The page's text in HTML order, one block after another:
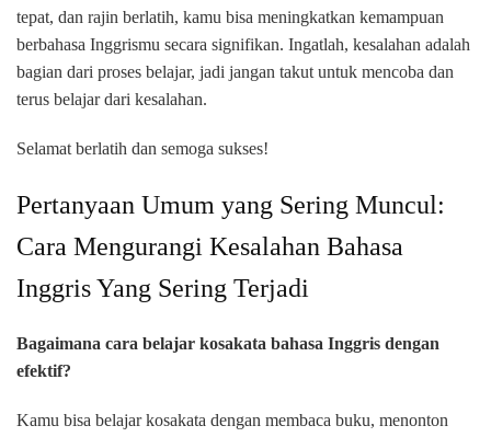
tepat, dan rajin berlatih, kamu bisa meningkatkan kemampuan
berbahasa Inggrismu secara signifikan. Ingatlah, kesalahan adalah
bagian dari proses belajar, jadi jangan takut untuk mencoba dan
terus belajar dari kesalahan.
Selamat berlatih dan semoga sukses!
Pertanyaan Umum yang Sering Muncul:
Cara Mengurangi Kesalahan Bahasa
Inggris Yang Sering Terjadi
Bagaimana cara belajar kosakata bahasa Inggris dengan
efektif?
Kamu bisa belajar kosakata dengan membaca buku, menonton